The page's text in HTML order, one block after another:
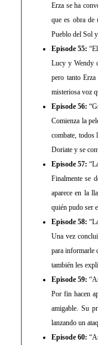
Erza se ha
que es obra de
Pueblo del Sol
Episode 55:
Lucy y Wendy
pero tanto Erza
misteriosa voz
Episode 56:
Comienza la
combate, todos
Doriate y se
Episode 57:
Finalmente se
aparece en la
quién pudo ser
Episode 58:
Una vez
para informarle
también les
Episode 59:
Por fin hacen
amigable. Su
lanzando un
Episode 60: